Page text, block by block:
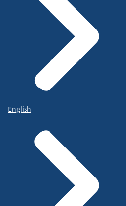
English